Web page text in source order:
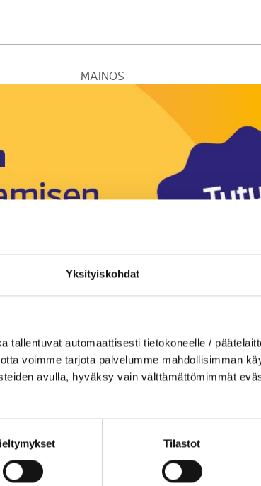
Yksityiskohdat
tallentuvat automaattisesti tietokoneelle /
voimme tarjota palvelumme mahdollisimman
avulla, hyväksy vain välttämättömimmät
Tilastot
MAINOS